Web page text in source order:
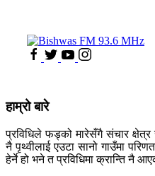
हाम्रो बारे
प्रविधिले फड्को मारेसँगै संचार
नै पृथ्वीलाई एउटा सानो गाउँमा
हेर्ने हो भने त प्रविधिमा क्रान्ति नै